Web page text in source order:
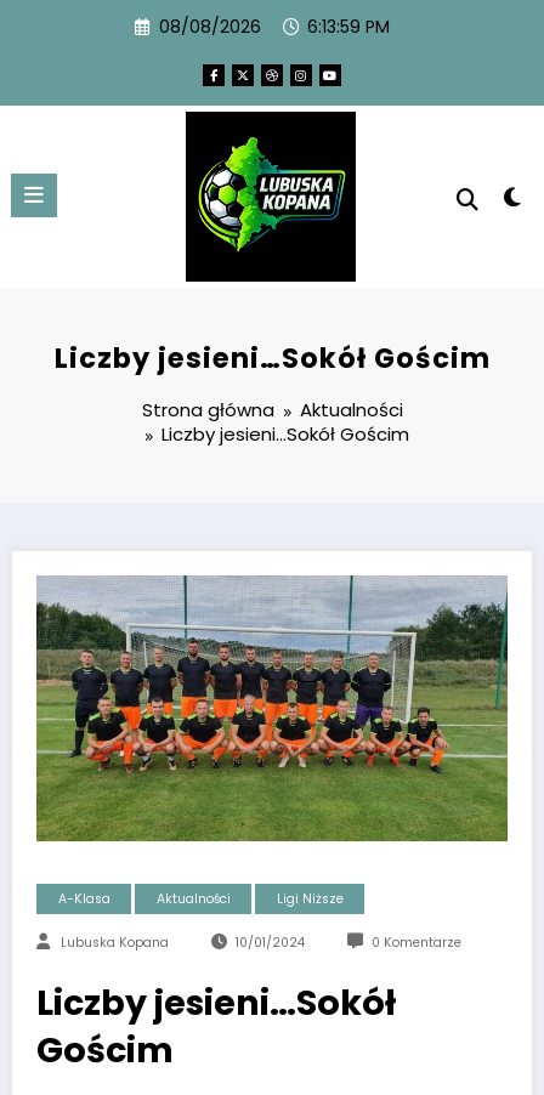
08/08/2026 6:14:00 PM
Liczby jesieni…Sokół Gościm
Strona główna
Aktualności
Liczby jesieni…Sokół Gościm
A-Klasa Aktualności Ligi Niższe
Lubuska Kopana 10/01/2024 0 Komentarze
Liczby jesieni…Sokół
Gościm